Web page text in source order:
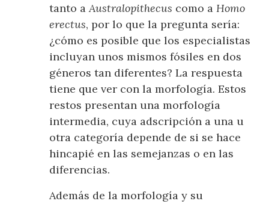
tanto aAustralopithecus como aHomo
erectus, por lo que la pregunta sería:
¿cómo es posible que los especialistas
incluyan unos mismos fósiles en dos
géneros tan diferentes? La respuesta
tiene que ver con la morfología. Estos
restos presentan una morfología
intermedia, cuya adscripción a una u
otra categoría depende de si se hace
hincapié en las semejanzas o en las
diferencias.
Además de la morfología y su